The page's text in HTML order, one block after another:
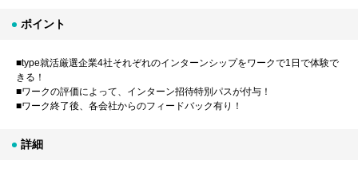
ポイント
■type就活厳選企業4社それぞれのインターンシップをワークで1日で体験で
きる！
■ワークの評価によって、インターン招待特別パスが付与！
■ワーク終了後、各会社からのフィードバック有り！
詳細